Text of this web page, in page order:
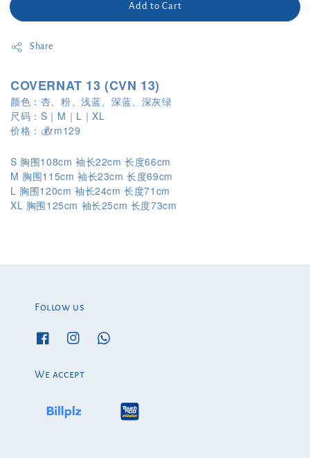
Add to Cart
Share
COVERNAT 13 (CVN 13)
颜色：杏、粉、浅蓝、深蓝、深灰绿
尺码：S｜M｜L｜XL
价格：💰rm129
S 胸围108cm 袖长22cm 长度66cm
M 胸围115cm 袖长23cm 长度69cm
L 胸围120cm 袖长24cm 长度71cm
XL 胸围 125cm 袖长25cm 长度73cm
Follow us
We accept